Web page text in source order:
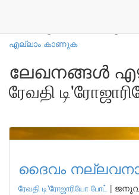
എല്ലാം കാണുക
ലേഖനങ്ങൾ
ரேவதி
ദൈവം
ரேவதி டி'ரோஜாரியோ போட் |